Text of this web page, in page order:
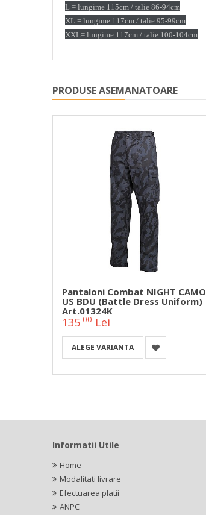
L = lungime 115cm / talie 86-94cm
XL = lungime 117cm / talie 95-99cm
XXL= lungime 117cm / talie 100-104cm
PRODUSE ASEMANATOARE
Pantaloni Combat NIGHT CAMO
US BDU (Battle Dress Uniform)
Art.01324K
135 00 Lei
ALEGE VARIANTA
Informatii Utile
Home
Modalitati livrare
Efectuarea platii
ANPC